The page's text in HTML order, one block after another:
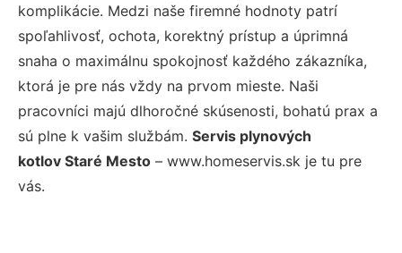
komplikácie. Medzi naše firemné hodnoty patrí
spoľahlivosť, ochota, korektný prístup a úprimná
snaha o maximálnu spokojnosť každého zákazníka,
ktorá je pre nás vždy na prvom mieste. Naši
pracovníci majú dlhoročné skúsenosti, bohatú prax a
sú plne k vašim službám. Servis plynových
kotlov Staré Mesto – www.homeservis.sk je tu pre
vás.